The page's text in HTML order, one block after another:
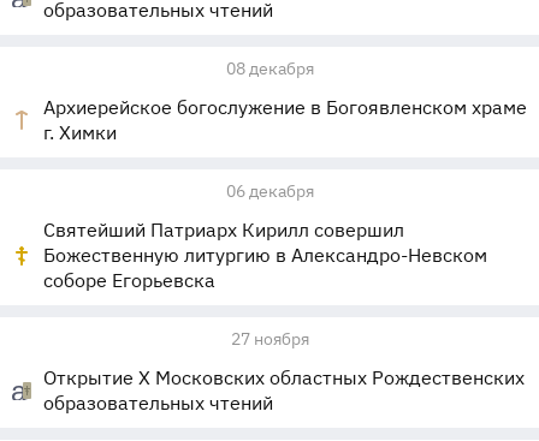
образовательных чтений
08 декабря
Архиерейское богослужение в Богоявленском храме
г. Химки
06 декабря
Святейший Патриарх Кирилл совершил
Божественную литургию в Александро-Невском
соборе Егорьевска
27 ноября
Открытие X Московских областных Рождественских
образовательных чтений